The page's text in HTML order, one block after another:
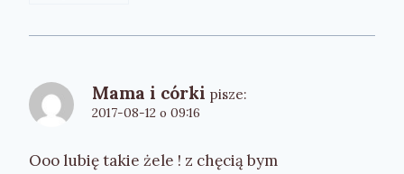
Mama i córki pisze:
2017-08-12 o 09:16
Ooo lubię takie żele ! z chęcią bym